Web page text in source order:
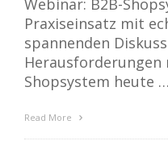
Webinar: B2B-
Praxiseinsatz mit
spannenden
Herausforderungen
Shopsystem heute …
Read More